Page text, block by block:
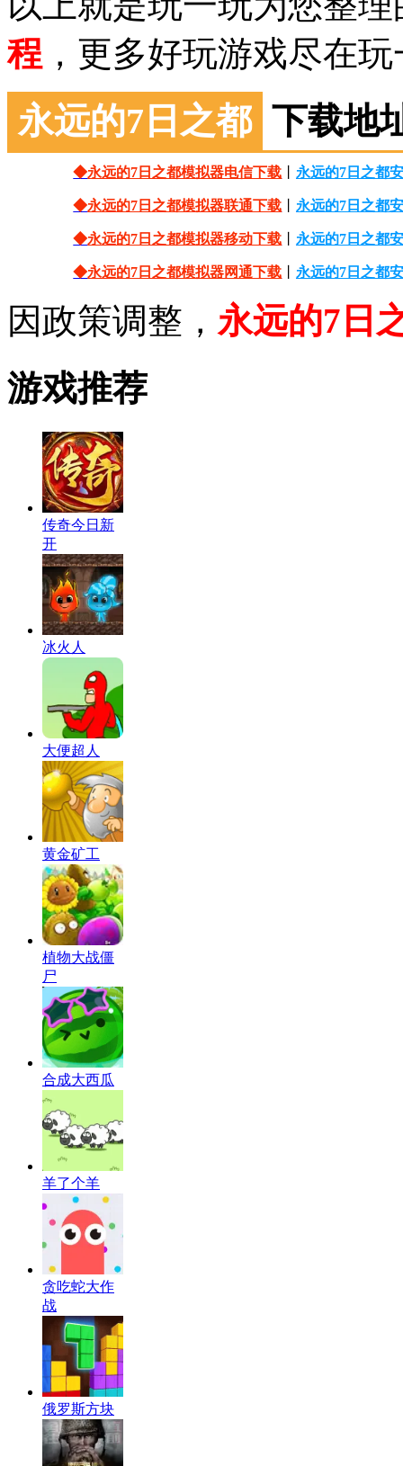
程 ，更多好玩游戏尽在
永远的7日之都 下载地
◆永远的7日之都模拟器电信下载 永远的7日之都
◆永远的7日之都模拟器联通下载 永远的7日之都
◆永远的7日之都模拟器移动下载 永远的7日之都
◆永远的7日之都模拟器网通下载 永远的7日之都
因政策调整， 永远的7日
游戏推荐
传奇今日新
开
冰火人
大便超人
黄金矿工
植物大战僵
尸
合成大西瓜
羊了个羊
贪吃蛇大作
战
俄罗斯方块